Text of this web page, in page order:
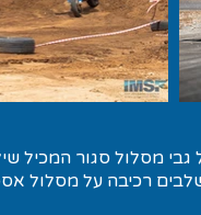
גבי מסלול סגור המכיל
רכיבה על